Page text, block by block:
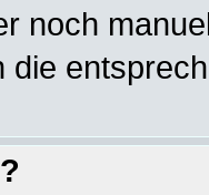
noch
die